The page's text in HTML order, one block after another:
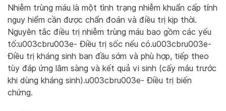
Nhiễm trùng máu là một tình trạng nhiễm khuẩn cấp tính
nguy hiểm cần được chẩn đoán và điều trị kịp thời.
Nguyên tắc điều trị nhiễm trùng máu bao gồm các yếu
tố:u003cbru003e- Điều trị sốc nếu có.u003cbru003e-
Điều trị kháng sinh ban đầu sớm và phù hợp, tiếp theo
tùy đáp ứng lâm sàng và kết quả vi sinh (cấy máu trước
khi dùng kháng sinh).u003cbru003e- Điều trị biến
chứng.